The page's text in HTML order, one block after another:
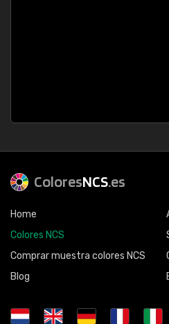
ColoresNCS.es
Home
Colores NCS
Comprar muestra colores NCS
Blog